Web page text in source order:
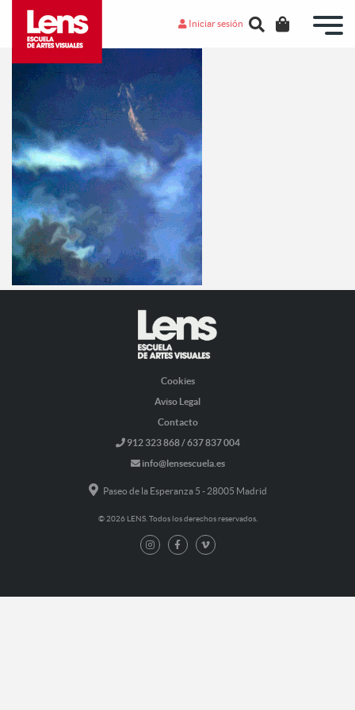
Iniciar sesión
Cookies
Aviso Legal
Contacto
912 323 868 / 637 837 004
info@lensescuela.es
Paseo de la Esperanza 5 - 28005 Madrid
© 2026 LENS. Todos los derechos reservados.